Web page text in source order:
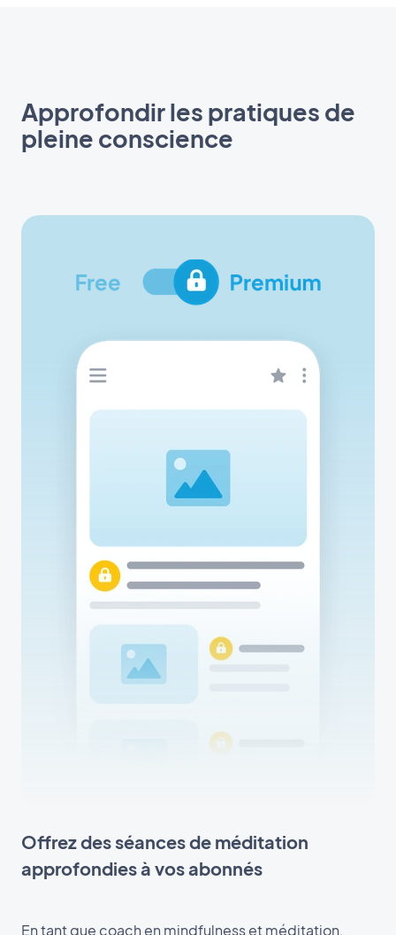
Approfondir les pratiques de
pleine conscience
Offrez des séances de méditation
approfondies à vos abonnés
En tant que coach en mindfulness et méditation,